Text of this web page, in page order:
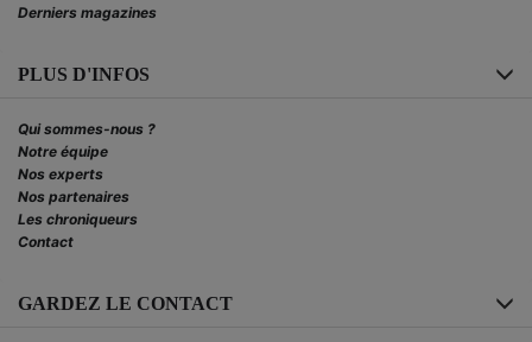
Derniers magazines
PLUS D'INFOS
Qui sommes-nous ?
Notre équipe
Nos experts
Nos partenaires
Les chroniqueurs
Contact
GARDEZ LE CONTACT